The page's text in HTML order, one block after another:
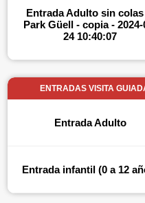
Entrada Adulto sin
Park Güell - copia - 2024-
24 10:40:07
ENTRADAS VISITA
Entrada Adulto
Entrada infantil (0 a 12